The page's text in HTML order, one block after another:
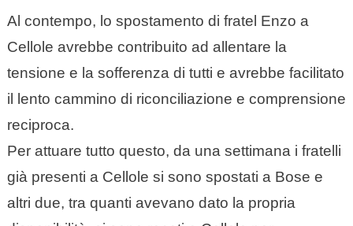
Al contempo, lo spostamento di fratel Enzo a
Cellole avrebbe contribuito ad allentare la
tensione e la sofferenza di tutti e avrebbe facilitato
il lento cammino di riconciliazione e comprensione
reciproca.
Per attuare tutto questo, da una settimana i fratelli
già presenti a Cellole si sono spostati a Bose e
altri due, tra quanti avevano dato la propria